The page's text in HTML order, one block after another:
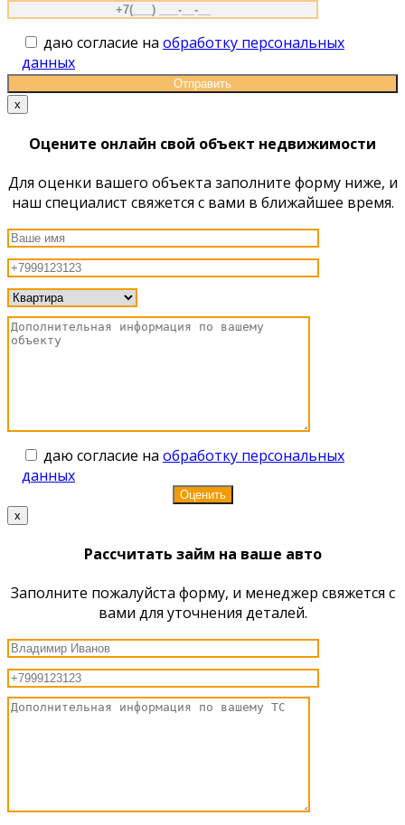
даю согласие на обработку персональных
данных
x
Оцените онлайн свой объект недвижимости
Для оценки вашего объекта заполните форму ниже, и
наш специалист свяжется с вами в ближайшее время.
даю согласие на обработку персональных
данных
x
Рассчитать займ на ваше авто
Заполните пожалуйста форму, и менеджер свяжется с
вами для уточнения деталей.